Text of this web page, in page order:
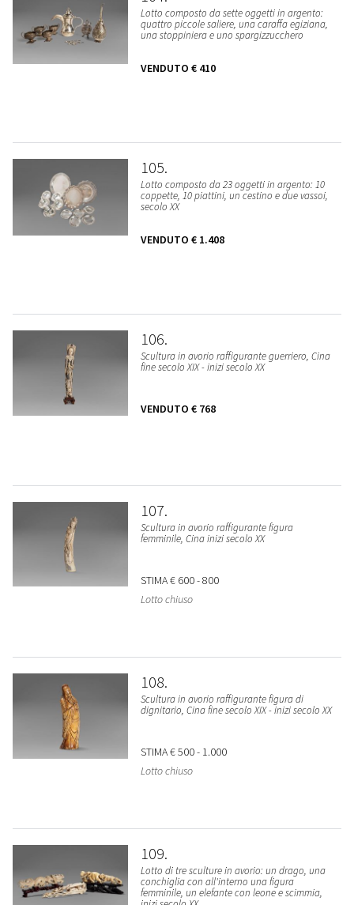
Lotto composto da sette oggetti in argento:
quattro piccole saliere, una caraffa egiziana,
una stoppiniera e uno spargizzucchero
VENDUTO € 410
105
Lotto composto da 23 oggetti in argento: 10
coppette, 10 piattini, un cestino e due vassoi,
secolo XX
VENDUTO € 1.408
106
Scultura in avorio raffigurante guerriero, Cina
fine secolo XIX - inizi secolo XX
VENDUTO € 768
107
Scultura in avorio raffigurante figura
femminile, Cina inizi secolo XX
STIMA€ 600 - 800
Lotto chiuso
108
Scultura in avorio raffigurante figura di
dignitario, Cina fine secolo XIX - inizi secolo XX
STIMA€ 500 - 1.000
Lotto chiuso
109
Lotto di tre sculture in avorio: un drago, una
conchiglia con all'interno una figura
femminile, un elefante con leone e scimmia,